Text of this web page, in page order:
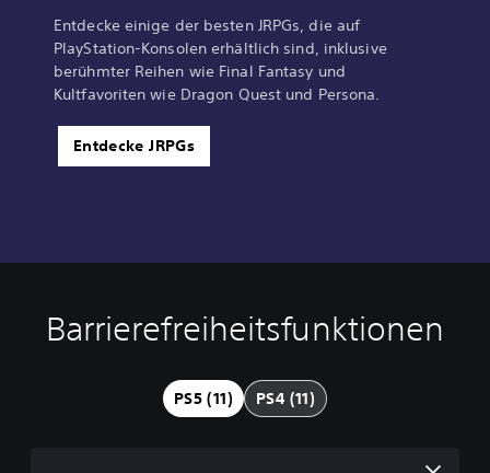
Entdecke einige der besten JRPGs, die auf
PlayStation-Konsolen erhältlich sind, inklusive
berühmter Reihen wie Final Fantasy und
Kultfavoriten wie Dragon Quest und Persona.
Entdecke JRPGs
Barrierefreiheitsfunktionen
PS5 (11) PS4 (11)
L
a
U
n
A
n
A
n